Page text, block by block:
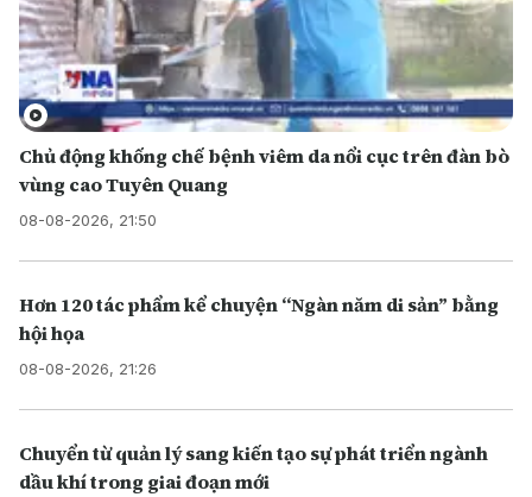
Chủ động khống chế bệnh viêm da nổi cục trên đàn bò
vùng cao Tuyên Quang
08-08-2026, 21:50
Hơn 120 tác phẩm kể chuyện “Ngàn năm di sản” bằng
hội họa
08-08-2026, 21:26
Chuyển từ quản lý sang kiến tạo sự phát triển ngành
dầu khí trong giai đoạn mới